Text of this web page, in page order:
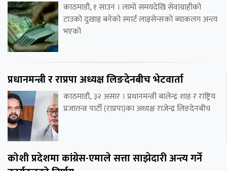
काठमाडौं, १ साउन । लामो समयदेखि सेवाग्राहीको
टाउको दुखाइ बनेको स्मार्ट लाइसेन्सको ब्याकलग अन्त्य
भएको
प्रधानमन्त्री र राप्रपा अध्यक्ष लिङदेनबीच भेटवार्ता
काठमाडौं, ३२ असार । प्रधानमन्त्री बालेन्द्र शाह र राष्ट्रिय
प्रजातन्त्र पार्टी (राप्रपा)का अध्यक्ष राजेन्द्र लिङदेनबीच
कोशी प्रदेशमा कांग्रेस-एमाले सत्ता साझेदारी अन्त्य गर्ने